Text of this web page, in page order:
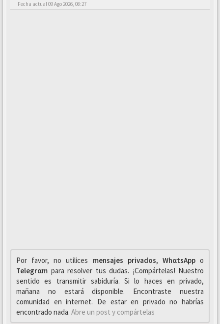
Fecha actual 09 Ago 2026, 08:27
Por favor, no utilices mensajes privados, WhαtsAppo
Telegrαm para resolver tus dudas. ¡Compártelas! Nuestro
sentido es transmitir sabiduría. Si lo haces en privado,
mañana no estará disponible. Encontraste nuestra
comunidad en internet. De estar en privado no habrías
encontrado nada. Abre un post y compártelas